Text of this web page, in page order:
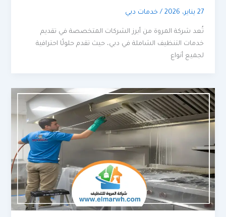
27 يناير، 2026 / خدمات دبي
تُعد شركة المروة من أبرز الشركات المتخصصة في تقديم
خدمات التنظيف الشاملة في دبي، حيث تقدم حلولًا احترافية
لجميع أنواع